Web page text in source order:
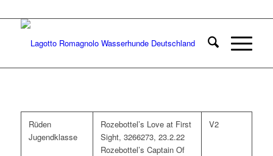
Rüden
Jugendklasse
Rozebottel’s Love at First
Sight, 3266273, 23.2.22
Rozebottel’s Captain Of
V2